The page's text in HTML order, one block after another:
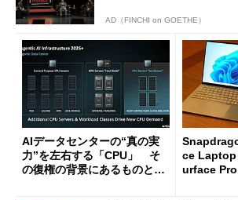
AD（FINCHI on GOETHE）
AIデータセンターの“真の実
力”を左右する「CPU」 そ
の復権の背景にあるものと
ce Laptop
urface Pro